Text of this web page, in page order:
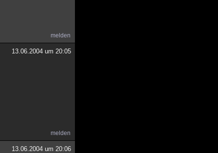
melden
13.06.2004 um 20:05
melden
13.06.2004 um 20:06